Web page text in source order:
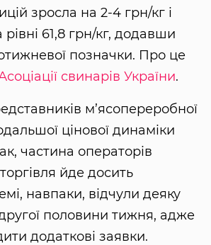
зросла на 2-4 грн/кг і
61,8 грн/кг, додавши
позначки. Про це
свинарів України.
м’ясопереробної
цінової динаміки
частина операторів
йде досить
навпаки, відчули деяку
половини тижня, адже
додаткові заявки.